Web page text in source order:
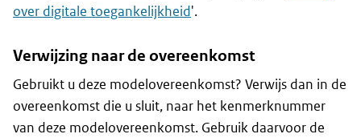
over digitale toegankelijkheid'.
Verwijzing naar de overeenkomst
Gebruikt u deze modelovereenkomst? Verwijs dan in de
overeenkomst die u sluit, naar het kenmerknummer
van deze modelovereenkomst. Gebruik daarvoor de